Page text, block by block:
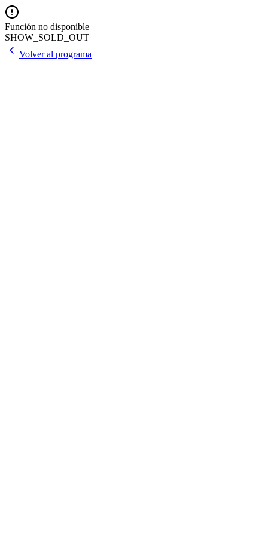
Función no disponible
SHOW_SOLD_OUT
Volver al programa